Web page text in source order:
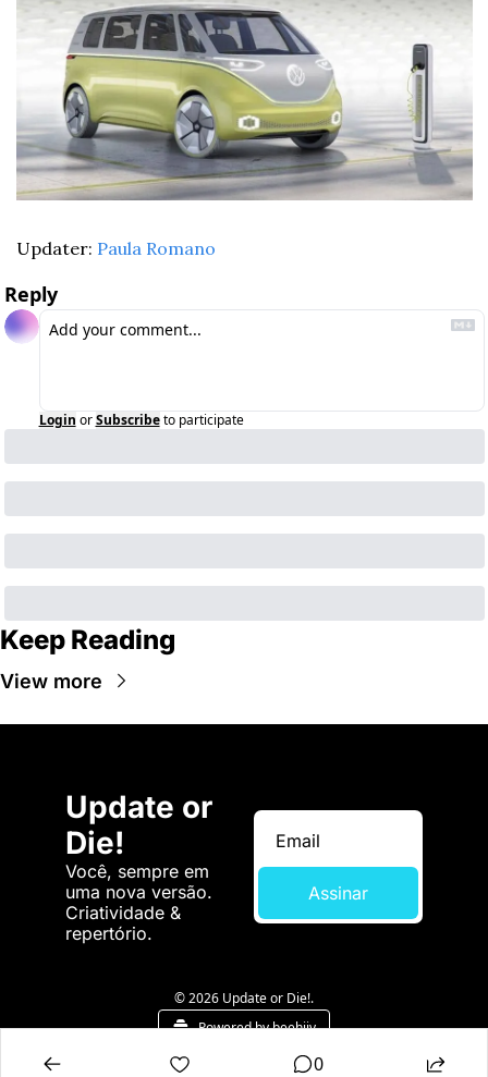
Updater: Paula Romano
Reply
Login or Subscribe to participate
Keep Reading
View more
Update or
Die!
Você, sempre em
uma nova versão.
Criatividade &
repertório.
Assinar
© 2026 Update or Die!.
Powered by beehiiv
0